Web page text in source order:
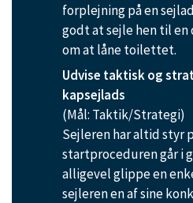
forplejning på en
godt at sejle hen til
om at låne toilettet.
Udvise taktisk og
kapsejlads
(Mål: Taktik/Strategi)
Sejleren har altid styr
startproceduren går i
alligevel glippe en
sejleren en af sine